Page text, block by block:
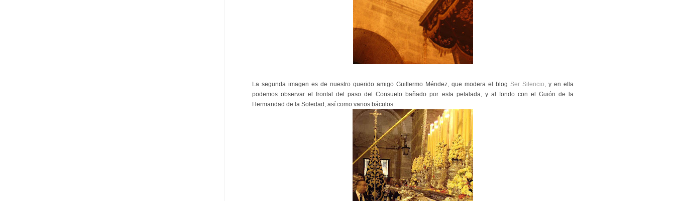
La segunda imagen es de nuestro querido amigo Guillermo Méndez, que modera el blog Ser Silencio, y en ella
podemos observar el frontal del paso del Consuelo bañado por esta petalada, y al fondo con el Guión de la
Hermandad de la Soledad, así como varios báculos.